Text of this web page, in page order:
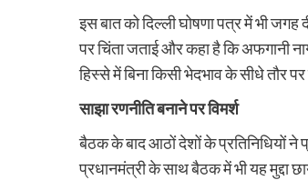
इस बात को दिल्ली घोषणा पत्र में भी जगह
पर चिंता जताई और कहा है कि अफगानी
हिस्से में बिना किसी भेदभाव के सीधे तौर पर
साझा रणनीति बनाने पर विमर्श
बैठक के बाद आठों देशों के प्रतिनिधियों ने
प्रधानमंत्री के साथ बैठक में भी यह मुद्दा